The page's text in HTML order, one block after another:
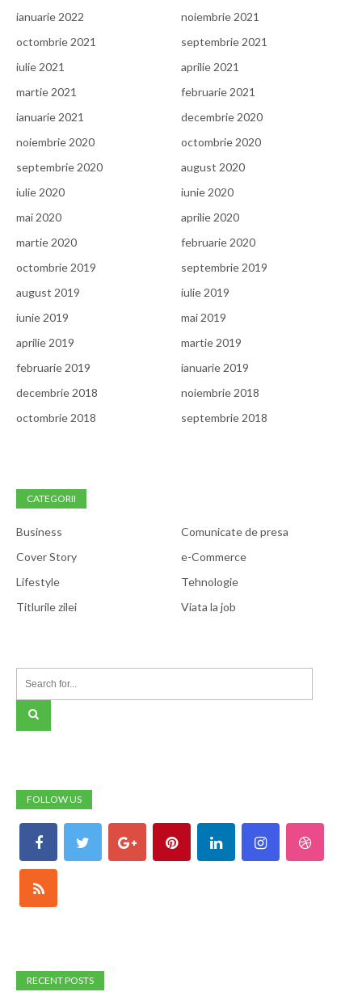
ianuarie 2022
noiembrie 2021
octombrie 2021
septembrie 2021
iulie 2021
aprilie 2021
martie 2021
februarie 2021
ianuarie 2021
decembrie 2020
noiembrie 2020
octombrie 2020
septembrie 2020
august 2020
iulie 2020
iunie 2020
mai 2020
aprilie 2020
martie 2020
februarie 2020
octombrie 2019
septembrie 2019
august 2019
iulie 2019
iunie 2019
mai 2019
aprilie 2019
martie 2019
februarie 2019
ianuarie 2019
decembrie 2018
noiembrie 2018
octombrie 2018
septembrie 2018
CATEGORII
Business
Comunicate de presa
Cover Story
e-Commerce
Lifestyle
Tehnologie
Titlurile zilei
Viata la job
FOLLOW US
RECENT POSTS